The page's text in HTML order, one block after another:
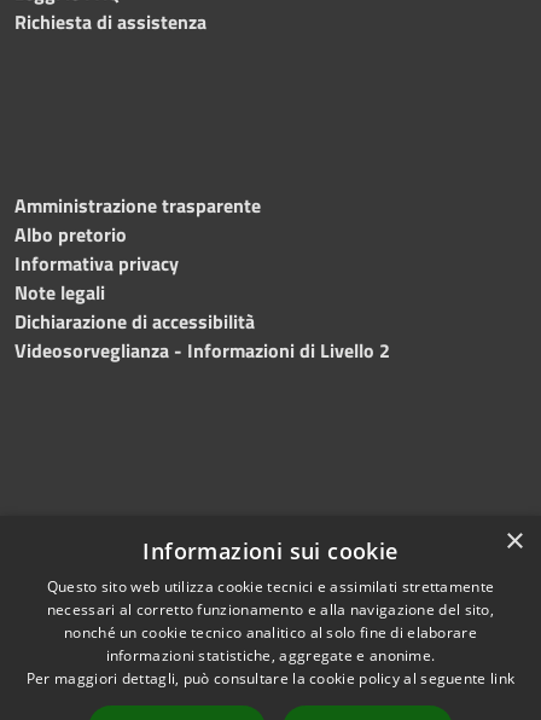
Richiesta di assistenza
Amministrazione trasparente
Albo pretorio
Informativa privacy
Note legali
Dichiarazione di accessibilità
Videosorveglianza - Informazioni di Livello 2
Accessibilità
Privacy
Copyright © 2024 •
Comune di Mazara del
Vallo• Powered
×
Informazioni sui cookie
Questo sito web utilizza cookie tecnici e assimilati strettamente
necessari al corretto funzionamento e alla navigazione del sito,
nonché un cookie tecnico analitico al solo fine di elaborare
informazioni statistiche, aggregate e anonime.
Per maggiori dettagli, può consultare la cookie policy al seguente link